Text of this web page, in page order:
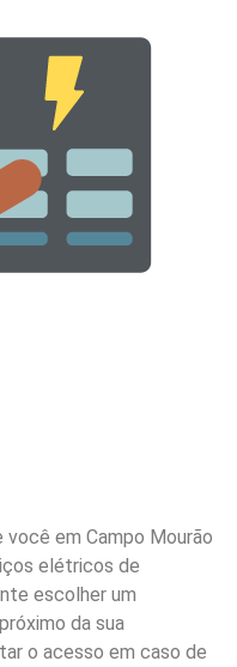
em Campo Mourão
elétricos de
escolher um
da sua
o acesso em caso de